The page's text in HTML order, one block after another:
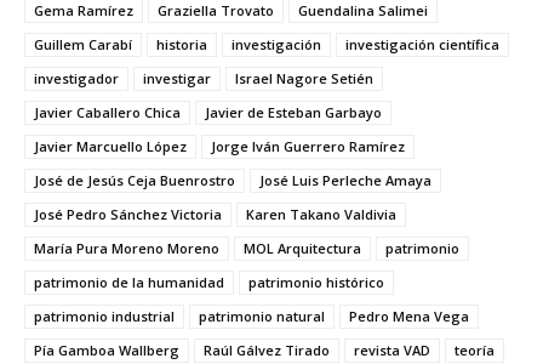
Gema Ramírez
Graziella Trovato
Guendalina Salimei
Guillem Carabí
historia investigación
investigación científica
investigador
investigar
Israel Nagore Setién
Javier Caballero Chica
Javier de Esteban Garbayo
Javier Marcuello López
Jorge Iván Guerrero Ramírez
José de Jesús Ceja Buenrostro
José Luis Perleche Amaya
José Pedro Sánchez Victoria
Karen Takano Valdivia
María Pura Moreno Moreno
MOL Arquitectura
patrimonio
patrimonio de la humanidad
patrimonio histórico
patrimonio industrial
patrimonio natural
Pedro Mena Vega
Pía Gamboa Wallberg
Raúl Gálvez Tirado revista VAD
teoría